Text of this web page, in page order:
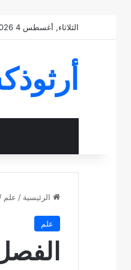
الثلاثاء, أغسطس 4 2026
الرئيسية / علم /
علم